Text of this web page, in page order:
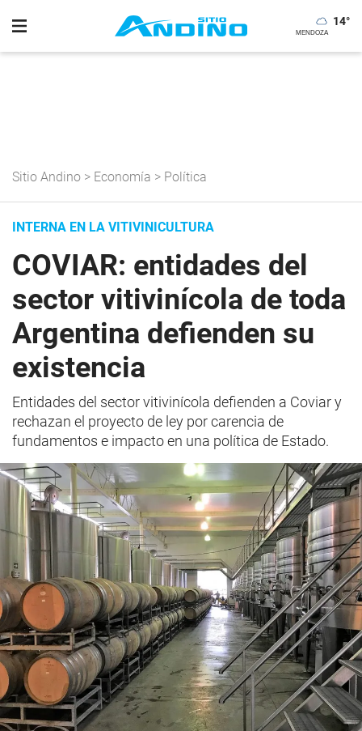
14°
Sitio Andino > Economía > Política
INTERNA EN LA VITIVINICULTURA
COVIAR: entidades del
sector vitivinícola de toda
Argentina defienden su
existencia
Entidades del sector vitivinícola defienden a Coviar y
rechazan el proyecto de ley por carencia de
fundamentos e impacto en una política de Estado.